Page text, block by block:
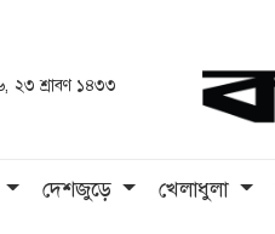
২৩ শ্রাবণ ১৪৩৩
দেশজুড়ে খেলাধুলা